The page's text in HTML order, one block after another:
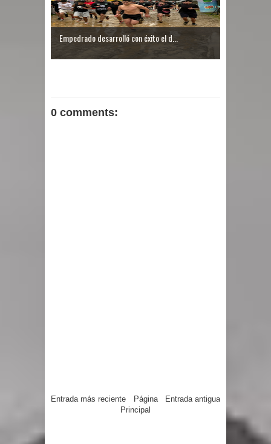
Empedrado desarrolló con éxito el d...
0 comments:
Entrada más reciente Entrada antigua
Página
Principal